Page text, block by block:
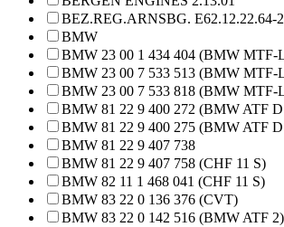
BEZ.REG.ARNSBG. E62.12.22.64-
BMW
BMW 23 00 1 434 404 (BMW MTF-
BMW 23 00 7 533 513 (BMW MTF-
BMW 23 00 7 533 818 (BMW MTF-
BMW 81 22 9 400 272 (BMW ATF
BMW 81 22 9 400 275 (BMW ATF
BMW 81 22 9 407 738
BMW 81 22 9 407 758 (CHF 11 S)
BMW 82 11 1 468 041 (CHF 11 S)
BMW 83 22 0 136 376 (CVT)
BMW 83 22 0 142 516 (BMW ATF 2)